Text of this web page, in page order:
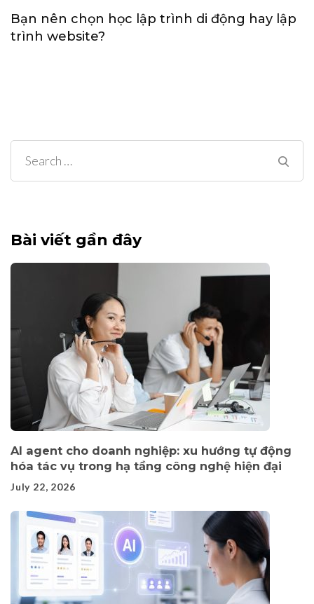
Bạn nên chọn học lập trình di động hay lập
trình website?
Search
for:
Bài viết gần đây
AI agent cho doanh nghiệp: xu hướng tự động
hóa tác vụ trong hạ tầng công nghệ hiện đại
July 22, 2026